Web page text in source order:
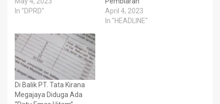
In "DPRD"
April 4, 2023
In "HEADLINE"
Di Balik PT. Tata Kirana
Megajaya Diduga Ada